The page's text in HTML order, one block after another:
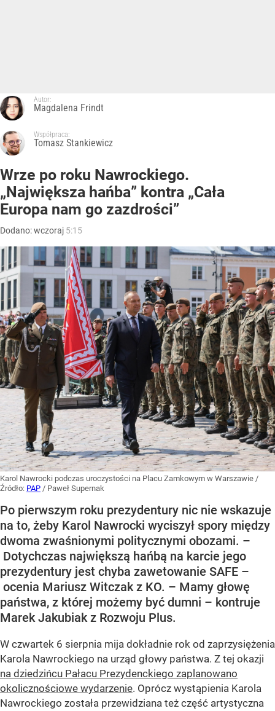
Autor:
Magdalena Frindt
Współpraca:
Tomasz Stankiewicz
Wrze po roku Nawrockiego.
„Największa hańba” kontra „Cała
Europa nam go zazdrości”
Dodano:wczoraj 5:15
Karol Nawrocki podczas uroczystości na Placu Zamkowym w Warszawie /
Źródło: PAP / Paweł Supernak
Po pierwszym roku prezydentury nic nie wskazuje
na to, żeby Karol Nawrocki wyciszył spory między
dwoma zwaśnionymi politycznymi obozami. –
Dotychczas największą hańbą na karcie jego
prezydentury jest chyba zawetowanie SAFE –
ocenia Mariusz Witczak z KO. – Mamy głowę
państwa, z której możemy być dumni – kontruje
Marek Jakubiak z Rozwoju Plus.
W czwartek 6 sierpnia mija dokładnie rok od zaprzysiężenia
Karola Nawrockiego na urząd głowy państwa. Z tej okazji
na dziedzińcu Pałacu Prezydenckiego zaplanowano
okolicznościowe wydarzenie. Oprócz wystąpienia Karola
Nawrockiego została przewidziana też część artystyczna